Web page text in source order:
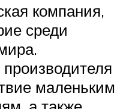
компания,
среди
маленьким